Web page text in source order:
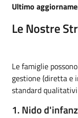
Ultimo
Le Nostre
Le famiglie
gestione (diretta e
standard
1. Nido